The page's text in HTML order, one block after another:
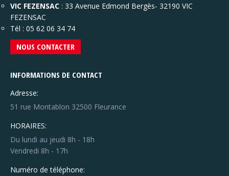
VIC FEZENSAC : 33 Avenue Edmond Bergès- 32190 VIC
FEZENSAC
Tél : 05 62 06 34 74
NOUS CONTACTER
INFORMATIONS DE CONTACT
Adresse:
51 rue Montablon 32500 Fleurance
HORAIRES:
Du lundi au jeudi 8h - 18h
Vendredi 8h - 17h
Numéro de téléphone: